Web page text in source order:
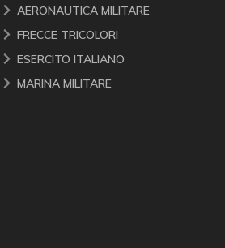
AERONAUTICA MILITARE
FRECCE TRICOLORI
ESERCITO ITALIANO
MARINA MILITARE